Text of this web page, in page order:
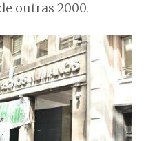
outras 2000.